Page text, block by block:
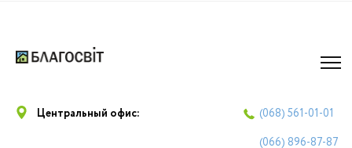
Центральный офис: (068) 561-01-01
(066) 896-87-87